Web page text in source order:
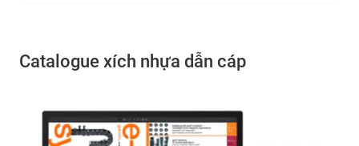
Catalogue xích nhựa dẫn cáp